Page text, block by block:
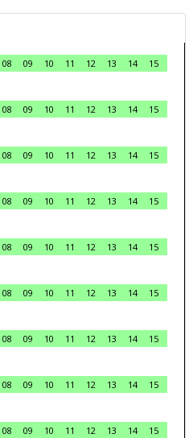
08 09 10 11 12 13 14
15
08 09 10 11 12 13 14
15
08 09 10 11 12 13 14
15
08 09 10 11 12 13 14
15
08 09 10 11 12 13 14
15
08 09 10 11 12 13 14
15
08 09 10 11 12 13 14
15
08 09 10 11 12 13 14
15
08 09 10 11 12 13 14 15